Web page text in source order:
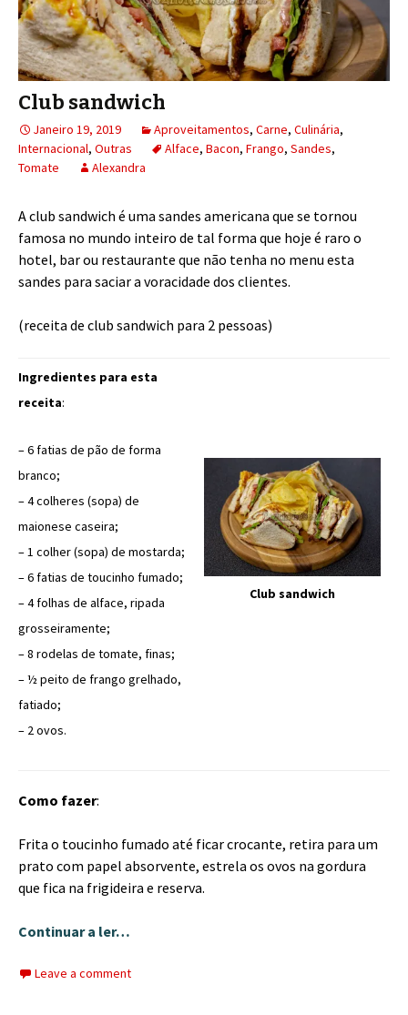
Club sandwich
Janeiro 19, 2019 Aproveitamentos, Carne, Culinária,
Internacional, Outras Alface, Bacon, Frango, Sandes,
Tomate
Alexandra
A club sandwich é uma sandes americana que se tornou
famosa no mundo inteiro de tal forma que hoje é raro o
hotel, bar ou restaurante que não tenha no menu esta
sandes para saciar a voracidade dos clientes.
(receita de club sandwich para 2 pessoas)
Ingredientes para esta
receita:
– 6 fatias de pão de forma
branco;
– 4 colheres (sopa) de
maionese caseira;
– 1 colher (sopa) de mostarda;
– 6 fatias de toucinho fumado;
– 4 folhas de alface, ripada
grosseiramente;
– 8 rodelas de tomate, finas;
– ½ peito de frango grelhado,
fatiado;
– 2 ovos.
Club sandwich
Como fazer:
Frita o toucinho fumado até ficar crocante, retira para um
prato com papel absorvente, estrela os ovos na gordura
que fica na frigideira e reserva.
Continuar a ler…
Leave a comment